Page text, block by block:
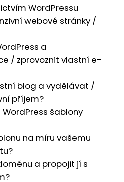
WordPressu
webové stránky /
a
/ zprovoznit vlastní e-
blog a vydělávat /
příjem?
šablony
na míru vašemu
a propojit jí s